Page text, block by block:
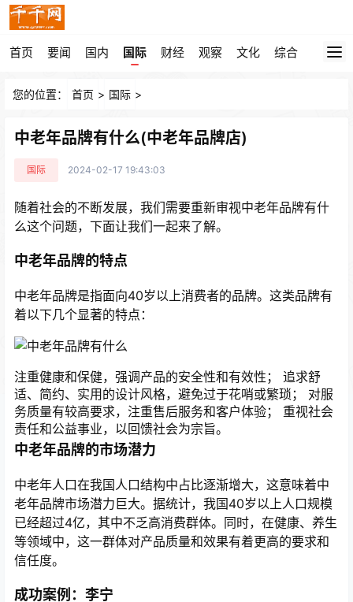
首页 要闻 国内 国际 财经 观察 文化 综合
您的位置： 首页 > 国际 >
中老年品牌有什么(中老年品牌店)
国际 2024-02-17 19:43:03
随着社会的不断发展，我们需要重新审视中老年品牌有什
么这个问题，下面让我们一起来了解。
中老年品牌的特点
中老年品牌是指面向40岁以上消费者的品牌。这类品牌有
着以下几个显著的特点：
注重健康和保健，强调产品的安全性和有效性； 追求舒
适、简约、实用的设计风格，避免过于花哨或繁琐； 对服
务质量有较高要求，注重售后服务和客户体验； 重视社会
责任和公益事业，以回馈社会为宗旨。
中老年品牌的市场潜力
中老年人口在我国人口结构中占比逐渐增大，这意味着中
老年品牌市场潜力巨大。据统计，我国40岁以上人口规模
已经超过4亿，其中不乏高消费群体。同时，在健康、养生
等领域中，这一群体对产品质量和效果有着更高的要求和
信任度。
成功案例：李宁